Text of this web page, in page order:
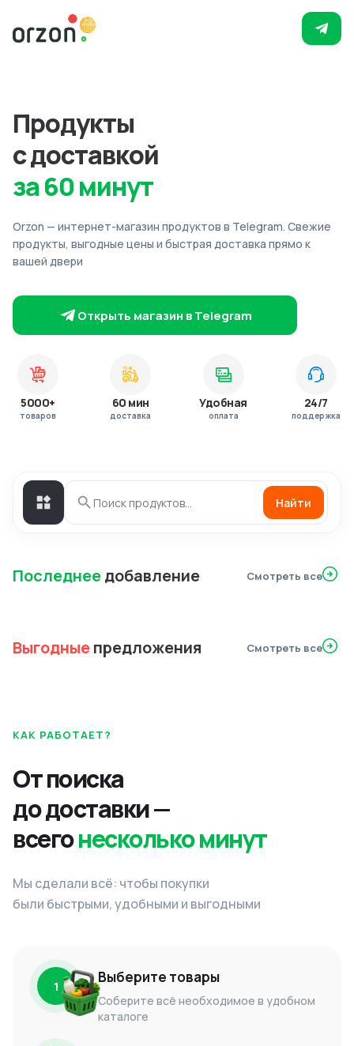
Продукты
с доставкой
за 60 минут
Orzon — интернет-магазин продуктов в Telegram. Свежие
продукты, выгодные цены и быстрая доставка прямо к
вашей двери
Открыть магазин в Telegram
5000+
товаров
60 мин
доставка
Удобная
оплата
24/7
поддержка
Найти
Последнеедобавление Смотреть все
Выгодныепредложения Смотреть все
КАК РАБОТАЕТ?
От поиска
до доставки —
всегонесколько минут
Мы сделали всё: чтобы покупки
были быстрыми, удобными и выгодными
1 Выберите товары
Соберите всё необходимое в удобном
каталоге